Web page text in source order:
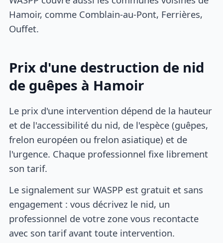
Hamoir, comme Comblain-au-Pont, Ferrières,
Ouffet.
Prix d'une destruction de nid
de guêpes à Hamoir
Le prix d'une intervention dépend de la hauteur
et de l'accessibilité du nid, de l'espèce (guêpes,
frelon européen ou frelon asiatique) et de
l'urgence. Chaque professionnel fixe librement
son tarif.
Le signalement sur WASPP est gratuit et sans
engagement : vous décrivez le nid, un
professionnel de votre zone vous recontacte
avec son tarif avant toute intervention.